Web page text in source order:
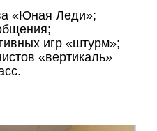
«Юная Леди»;
игр «штурм»;
«вертикаль»